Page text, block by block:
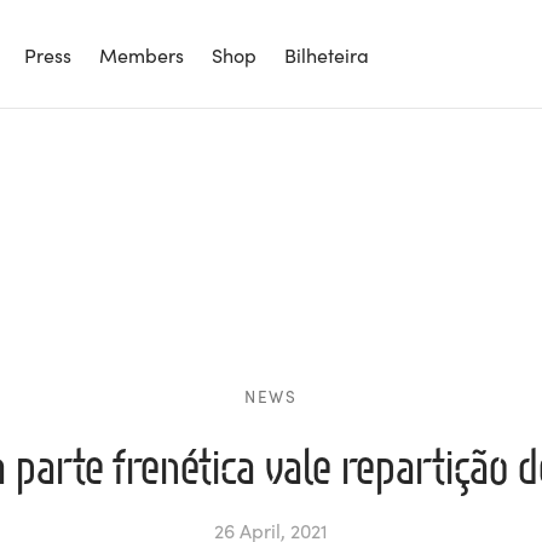
Press Members Shop Bilheteira
NEWS
frenética vale repartição
26 April, 2021